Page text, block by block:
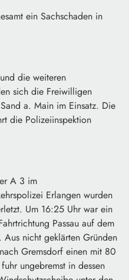
ein Sachschaden in
die weiteren
sich die Freiwilligen
a. Main im Einsatz. Die
die Polizeiinspektion
A 3 im
Erlangen wurden
Um 16:25 Uhr war ein
Passau auf dem
Aus nicht geklärten Gründen
Gremsdorf einen mit 80
ungebremst in dessen